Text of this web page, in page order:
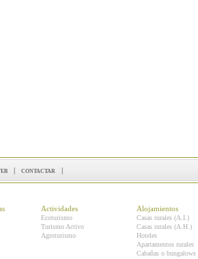
| contactar |
Actividades
Ecoturismo
Turismo Activo
Agroturismo
Alojamientos
Casas rurales (A.I.)
Casas rurales (A.H.)
Hoteles
Apartamentos rurales
Cabañas o bungalows